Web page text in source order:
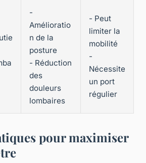
-
Amélioratio
n de la
posture
- Réduction
des
douleurs
lombaires
- Peut
limiter la
mobilité
-
Nécessite
un port
régulier
pour maximiser